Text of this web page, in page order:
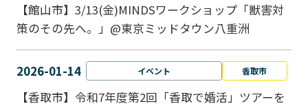
【館山市】3/13(金)MINDSワークショップ「獣害対
策のその先へ。」@東京ミッドタウン八重洲
2026-01-14 イベント 香取市
【香取市】令和7年度第2回「香取で婚活」ツアーを